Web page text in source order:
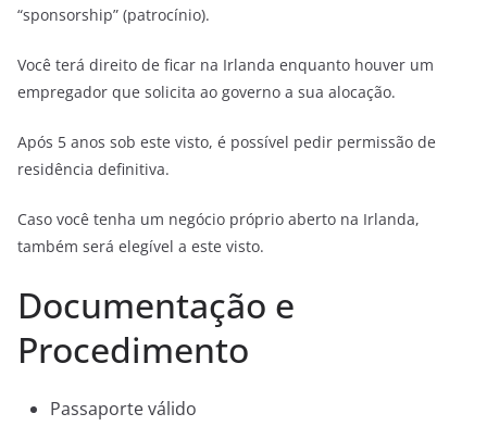
“sponsorship” (patrocínio).
Você terá direito de ficar na Irlanda enquanto houver um
empregador que solicita ao governo a sua alocação.
Após 5 anos sob este visto, é possível pedir permissão de
residência definitiva.
Caso você tenha um negócio próprio aberto na Irlanda,
também será elegível a este visto.
Documentação e
Procedimento
Passaporte válido